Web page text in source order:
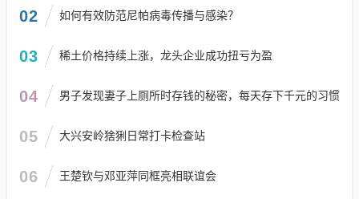
02 如何有效防范尼帕病毒传播与感染？
03 稀土价格持续上涨，龙头企业成功扭亏为盈
04 男子发现妻子上厕所时存钱的秘密，每天存下千元的习惯
05 大兴安岭猞猁日常打卡检查站
06 王楚钦与邓亚萍同框亮相联谊会